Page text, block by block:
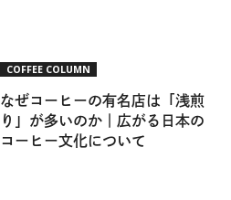
COFFEE COLUMN
なぜコーヒーの有名店は「浅煎
り」が多いのか｜広がる日本の
コーヒー文化について